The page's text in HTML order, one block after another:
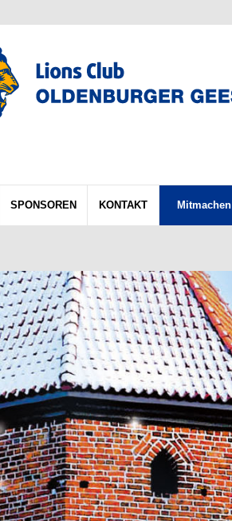
SPONSOREN KONTAKT Mitmachen